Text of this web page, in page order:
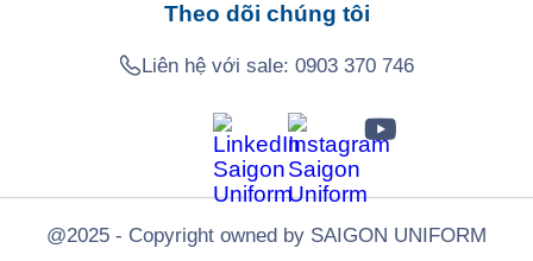
Theo dõi chúng tôi
Liên hệ với sale:0903 370 746
@2025 - Copyright owned by SAIGON UNIFORM